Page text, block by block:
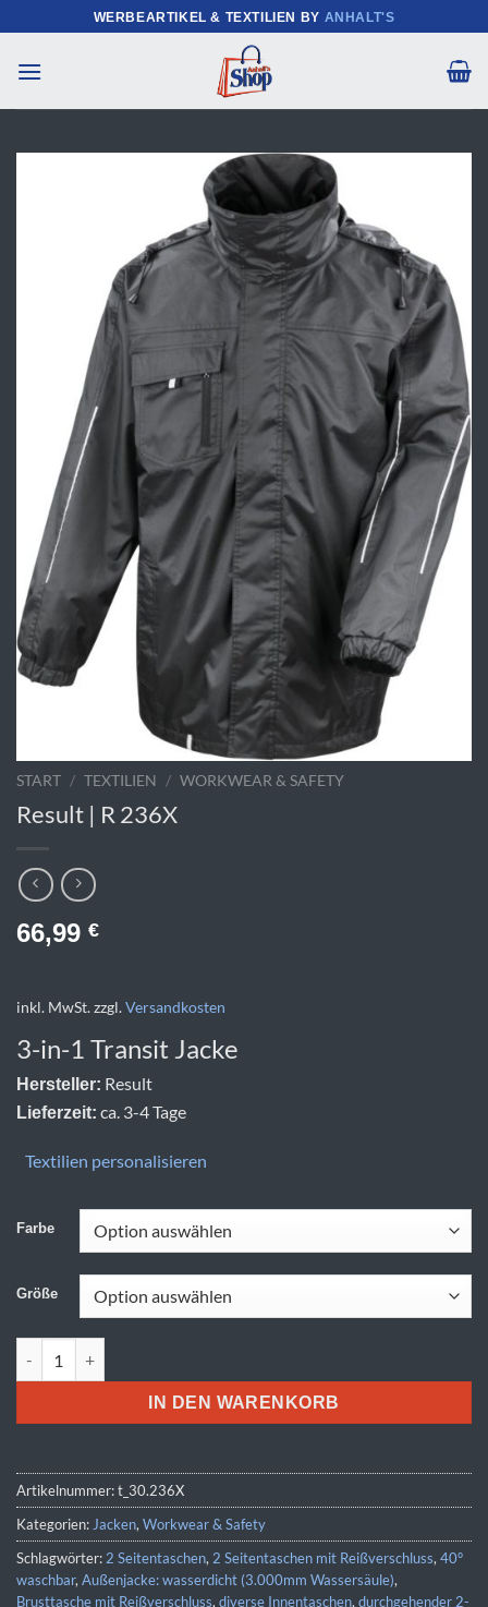
Inhalt
springen
WERBEARTIKEL & TEXTILIEN BY ANHALT'S
START / TEXTILIEN / WORKWEAR & SAFETY
Result | R 236X
66,99 €
inkl. MwSt.zzgl.Versandkosten
3-in-1 Transit Jacke
Hersteller: Result
Lieferzeit: ca. 3-4 Tage
Textilien personalisieren
Farbe
Größe
IN DEN WARENKORB
Artikelnummer:t_30.236X
Kategorien: Jacken, Workwear & Safety
Schlagwörter: 2 Seitentaschen, 2 Seitentaschen mit Reißverschluss, 40°
waschbar, Außenjacke: wasserdicht (3.000mm Wassersäule),
Brusttasche mit Reißverschluss, diverse Innentaschen, durchgehender 2-